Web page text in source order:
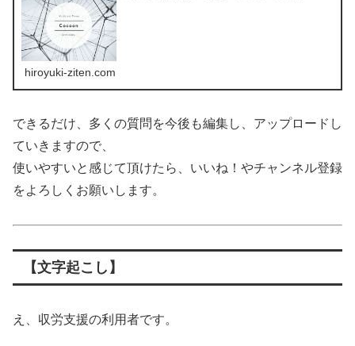
hiroyuki-ziten.com
できるだけ、多くの質問を今後も編集し、アップロードし
ていきますので、
使いやすいと感じて頂けたら、いいね！やチャンネル登録
をよろしくお願いします。
【文字起こし】
え、収労支援の利用者です。